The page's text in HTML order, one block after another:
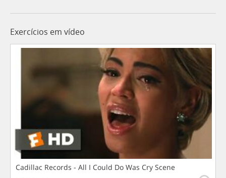
Exercícios em vídeo
Cadillac Records - All I Could Do Was Cry Scene